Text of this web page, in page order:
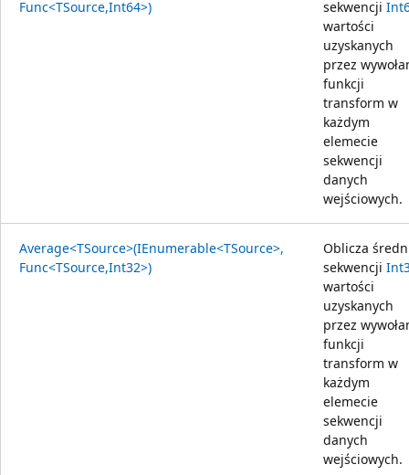
Func<TSource,Int64>) sekwencji
wartości
uzyskanych
przez
funkcji
transform w
każdym
elemecie
sekwencji
danych
wejściowych.
Average<TSource>(IEnumerable<TSource>,
Func<TSource,Int32>)
Oblicza
sekwencji
wartości
uzyskanych
przez
funkcji
transform w
każdym
elemecie
sekwencji
danych
wejściowych.